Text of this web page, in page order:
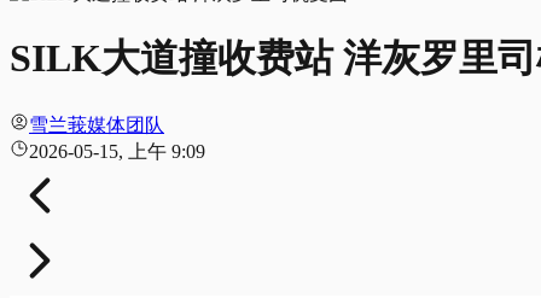
SILK大道撞收费站 洋灰罗里
雪兰莪媒体团队
2026-05-15, 上午 9:09